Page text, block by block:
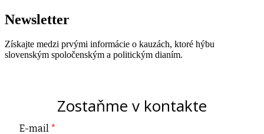
Newsletter
Získajte medzi prvými informácie o kauzách, ktoré hýbu
slovenským spoločenským a politickým dianím.
Zostaňme v kontakte
E-mail *